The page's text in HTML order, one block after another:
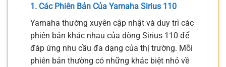
1. Các Phiên Bản Của Yamaha Sirius 110
Yamaha thường xuyên cập nhật và duy trì các
phiên bản khác nhau của dòng Sirius 110 để
đáp ứng nhu cầu đa dạng của thị trường. Mỗi
phiên bản thường có những khác biệt nhỏ về